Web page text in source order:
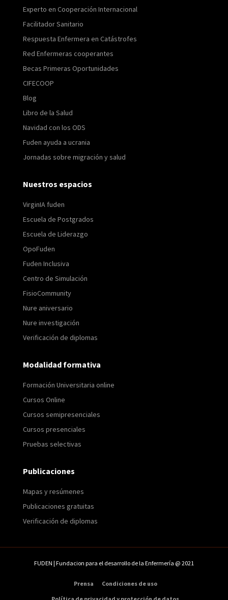
Experto en Cooperación Internacional
Facilitador Sanitario
Respuesta Enfermera en Catástrofes
Red Enfermeras cooperantes
Becas Primeras Oportunidades
CIFECOOP
Blog
Libro de la Salud
Navidad con los ODS
Fuden ayuda a ucrania
Jornadas sobre migración y salud
Nuestros espacios
VirginIA fuden
Escuela de Postgrados
Escuela de Liderazgo
OpoFuden
Fuden Inclusiva
Centro de Simulación
FisioCommunity
Nure aniversario
Nure investigación
Verificación de diplomas
Modalidad formativa
Formación Universitaria online
Cursos Online
Cursos semipresenciales
Cursos presenciales
Pruebas selectivas
Publicaciones
Mapas y resúmenes
Publicaciones gratuitas
Verificación de diplomas
FUDEN | Fundacion para el desarrollo de la Enfermería @ 2021
Prensa
Condiciones de uso